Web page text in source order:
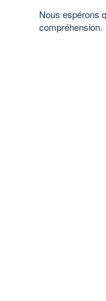
Nous espérons
compréhension.